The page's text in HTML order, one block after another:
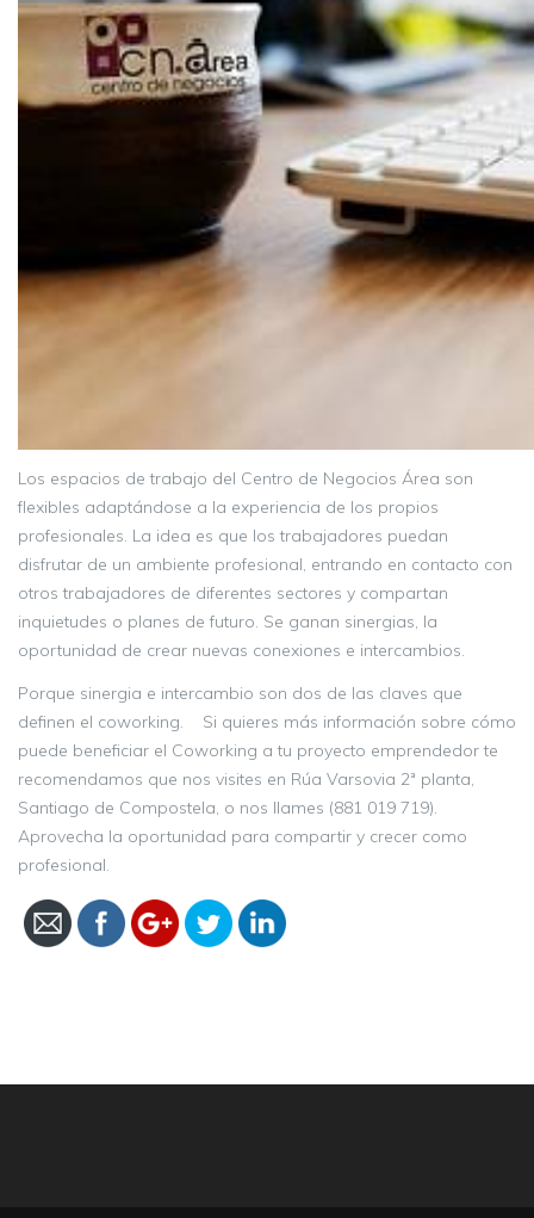
Los espacios de trabajo del Centro de Negocios Área son
flexibles adaptándose a la experiencia de los propios
profesionales. La idea es que los trabajadores puedan
disfrutar de un ambiente profesional, entrando en contacto con
otros trabajadores de diferentes sectores y compartan
inquietudes o planes de futuro. Se ganan sinergias, la
oportunidad de crear nuevas conexiones e intercambios.
Porque sinergia e intercambio son dos de las claves que
definen el coworking. Si quieres más información sobre cómo
puede beneficiar el Coworking a tu proyecto emprendedor te
recomendamos que nos visites en Rúa Varsovia 2ª planta,
Santiago de Compostela, o nos llames (881 019 719).
Aprovecha la oportunidad para compartir y crecer como
profesional.
https://centrodenegociosarea.com/coworking-